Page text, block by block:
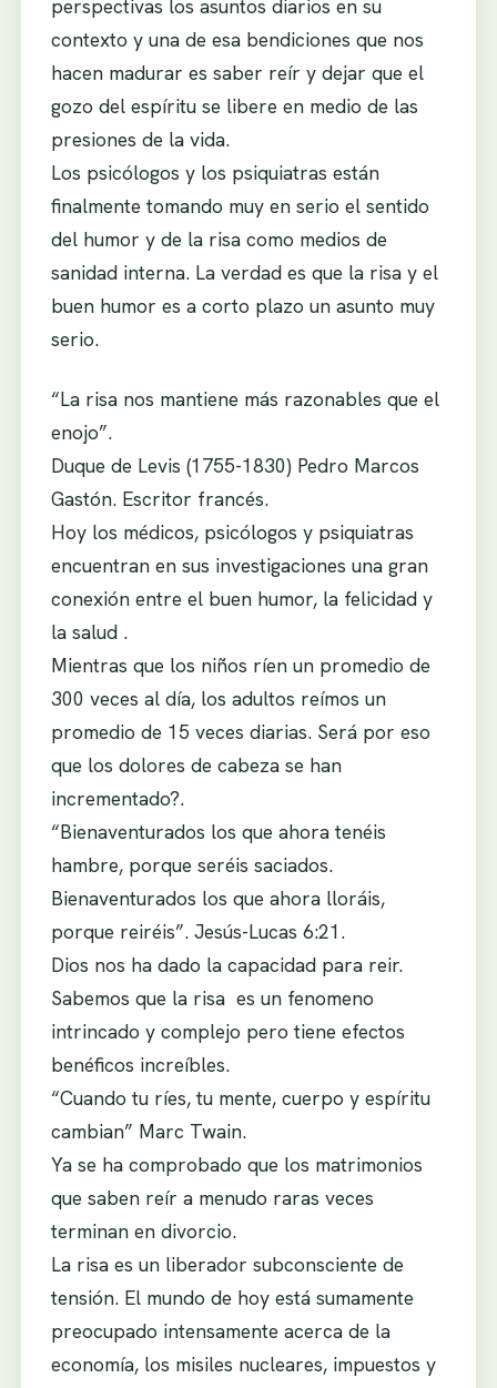
perspectivas los asuntos diarios en su
contexto y una de esa bendiciones que nos
hacen madurar es saber reír y dejar que el
gozo del espíritu se libere en medio de las
presiones de la vida.
Los psicólogos y los psiquiatras están
finalmente tomando muy en serio el sentido
del humor y de la risa como medios de
sanidad interna. La verdad es que la risa y el
buen humor es a corto plazo un asunto muy
serio.
“La risa nos mantiene más razonables que el
enojo”.
Duque de Levis (1755-1830) Pedro Marcos
Gastón. Escritor francés.
Hoy los médicos, psicólogos y psiquiatras
encuentran en sus investigaciones una gran
conexión entre el buen humor, la felicidad y
la salud .
Mientras que los niños ríen un promedio de
300 veces al día, los adultos reímos un
promedio de 15 veces diarias. Será por eso
que los dolores de cabeza se han
incrementado?.
“Bienaventurados los que ahora tenéis
hambre, porque seréis saciados.
Bienaventurados los que ahora lloráis,
porque reiréis”. Jesús-Lucas 6:21.
Dios nos ha dado la capacidad para reir.
Sabemos que la risa es un fenomeno
intrincado y complejo pero tiene efectos
benéficos increíbles.
“Cuando tu ríes, tu mente, cuerpo y espíritu
cambian” Marc Twain.
Ya se ha comprobado que los matrimonios
que saben reír a menudo raras veces
terminan en divorcio.
La risa es un liberador subconsciente de
tensión. El mundo de hoy está sumamente
preocupado intensamente acerca de la
economía, los misiles nucleares, impuestos y